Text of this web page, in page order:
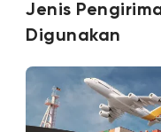
Jenis
Digunakan